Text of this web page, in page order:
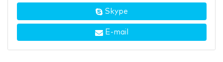
Skype
E-mail